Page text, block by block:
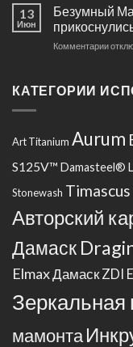
с
13
Июн
Безумный
Комментариик
Макс
как
КАТЕГОРИИ
Art Titanium Aurum
S125V™ Damasteel®
Stonewash Timascus
Авторский
Дамаск
ElmaxДамаск ZDI
Зеркальная
мамонта